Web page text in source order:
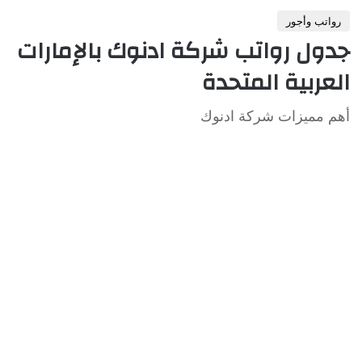
رواتب وأجور
جدول رواتب شركة ادنوك بالإمارات
العربية المتحدة
أهم مميزات شركة ادنوك